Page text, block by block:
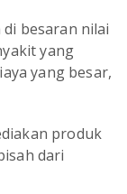
besaran nilai
yang
yang besar,
produk
dari